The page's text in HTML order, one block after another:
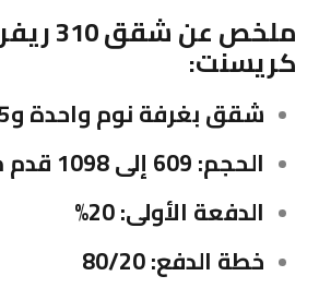
ملخص عن
كريسنت:
شقق بغرفة نوم واحدة و1.5 وغرفتي نوم
الحجم: 609 إلى 1098 قدم مربع
الدفعة الأولى: 20%
خطة الدفع: 80/20